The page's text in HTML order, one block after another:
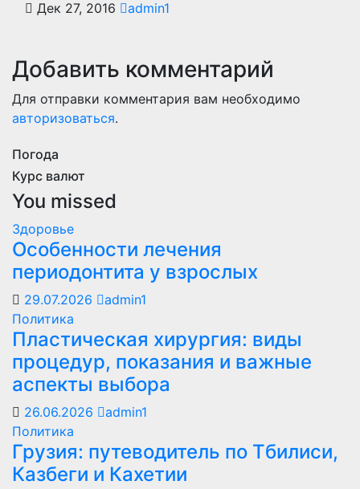
Дек 27, 2016 admin1
Добавить комментарий
Для отправки комментария вам необходимо
авторизоваться.
Погода
Курс валют
You missed
Здоровье
Особенности лечения
периодонтита у взрослых
29.07.2026
admin1
Политика
Пластическая хирургия: виды
процедур, показания и важные
аспекты выбора
26.06.2026
admin1
Политика
Грузия: путеводитель по Тбилиси,
Казбеги и Кахетии